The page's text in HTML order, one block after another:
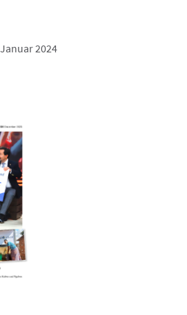
2024